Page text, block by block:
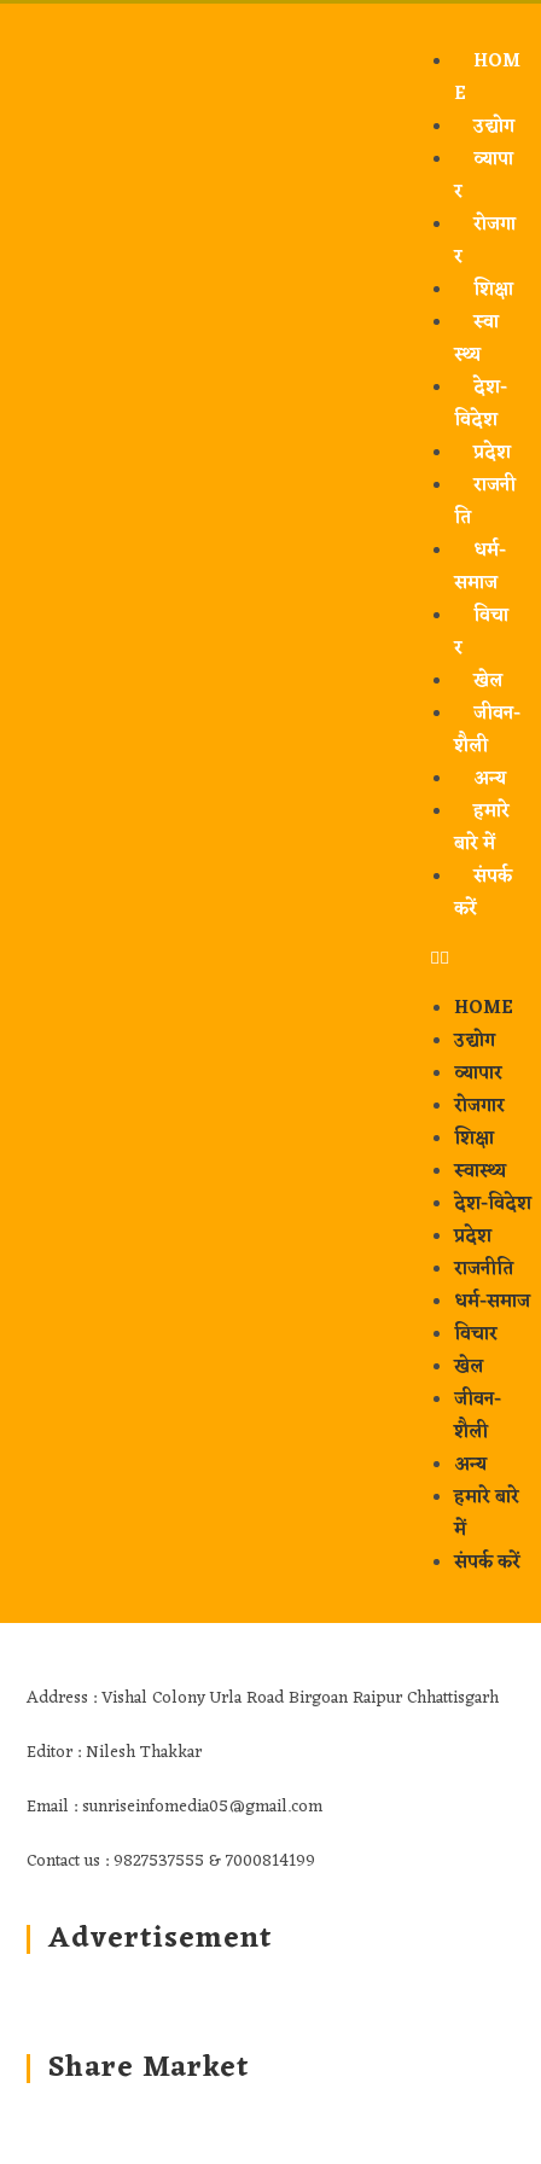
HOM
E
उद्योग
व्यापा
र
रोजगा
र
शिक्षा
स्वा
स्थ्य
देश-
विदेश
प्रदेश
राजनी
ति
धर्म-
समाज
विचा
र
खेल
जीवन-
शैली
अन्य
हमारे
बारे में
संपर्क
करें
HOME
उद्योग
व्यापार
रोजगार
शिक्षा
स्वास्थ्य
देश-विदेश
प्रदेश
राजनीति
धर्म-समाज
विचार
खेल
जीवन-
शैली
अन्य
हमारे बारे
में
संपर्क करें
Address : Vishal Colony Urla Road Birgoan Raipur Chhattisgarh
Editor : Nilesh Thakkar
Email : sunriseinfomedia05@gmail.com
Contact us : 9827537555 & 7000814199
Advertisement
Share Market